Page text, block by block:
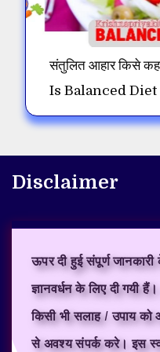
संतुलित आहार किसे
Is Balanced
Disclaimer
ऊपर दी हुई संपूर्ण
ज्ञानवर्धन के लिए दी गयी
किसी भी सलाह / उपाय
से अवश्य संपर्क करे। इस